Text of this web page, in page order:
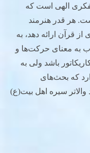
الهی است که
هر قدر هنرمند
از قرآن ارائه دهد، به
به معنای حرکت‌ها و
باشد ولی به
که بحث‌های
سیره اهل بیت(ع)